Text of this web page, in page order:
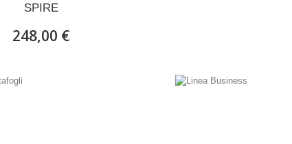
SPIRE
248,00 €